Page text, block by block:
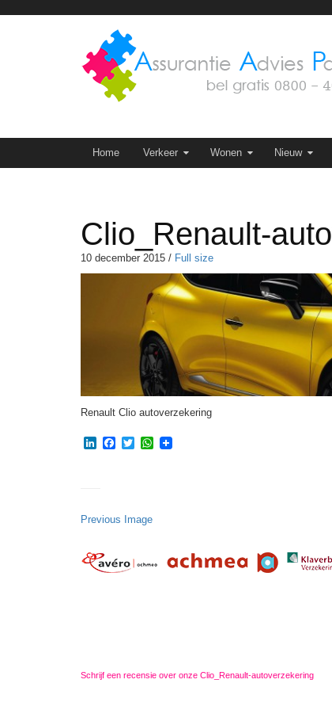
Skip to content
Home Verkeer Wonen Nieuw
Clio_Renault-
10 december 2015 / Full size
Renault Clio autoverzekering
LinkedIn
Facebook
TwitterWhatsApp
Previous Image
Schrijf een recensie over onze Clio_Renault-autoverzekering